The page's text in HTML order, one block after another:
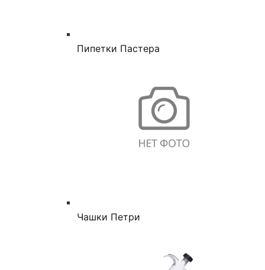
Пипетки Пастера
Чашки Петри